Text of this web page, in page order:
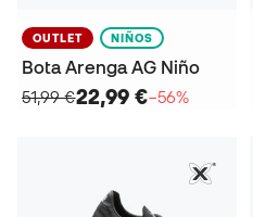
OUTLET NIÑOS
Bota Arenga AG Niño
51,99 €22,99 €−56%